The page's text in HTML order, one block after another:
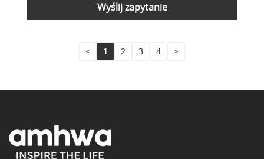
Wyślij zapytanie
< 1 2 3 4 >